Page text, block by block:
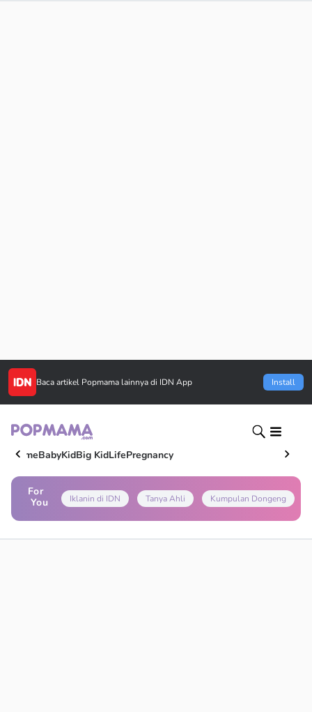
Baca artikel Popmama lainnya di IDN App Install
HomeBabyKidBig KidLifePregnancy
For
You
Iklanin di IDN Tanya Ahli Kumpulan Dongeng